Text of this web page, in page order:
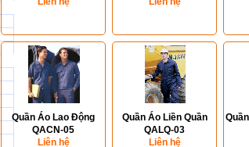
Quần Áo Lao Động
QACN-05
Liên hệ
Quần Áo Liền Quần
QALQ-03
Liên hệ